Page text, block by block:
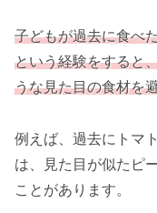
子どもが過去に食べ
という経験をすると
うな見た目の食材を
例えば、過去にトマ
は、見た目が似たピ
ことがあります。